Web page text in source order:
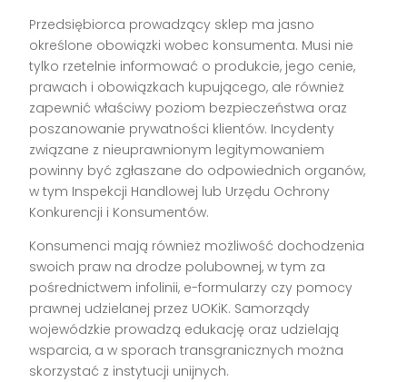
Przedsiębiorca prowadzący sklep ma jasno
określone obowiązki wobec konsumenta. Musi nie
tylko rzetelnie informować o produkcie, jego cenie,
prawach i obowiązkach kupującego, ale również
zapewnić właściwy poziom bezpieczeństwa oraz
poszanowanie prywatności klientów. Incydenty
związane z nieuprawnionym legitymowaniem
powinny być zgłaszane do odpowiednich organów,
w tym Inspekcji Handlowej lub Urzędu Ochrony
Konkurencji i Konsumentów.
Konsumenci mają również możliwość dochodzenia
swoich praw na drodze polubownej, w tym za
pośrednictwem infolinii, e-formularzy czy pomocy
prawnej udzielanej przez UOKiK. Samorządy
wojewódzkie prowadzą edukację oraz udzielają
wsparcia, a w sporach transgranicznych można
skorzystać z instytucji unijnych.